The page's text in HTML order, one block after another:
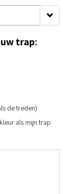
trap:
de treden)
als mijn trap